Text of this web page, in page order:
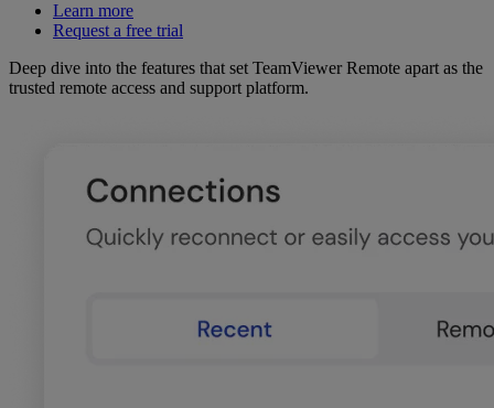
Learn more
Request a free trial
Deep dive into the features that set TeamViewer Remote apart as the
trusted remote access and support platform.